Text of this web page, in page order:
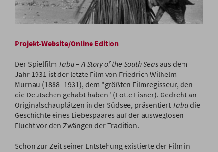
Projekt-Website/Online Edition
Der Spielfilm Tabu– A Story of the South Seas aus dem
Jahr 1931 ist der letzte Film von Friedrich Wilhelm
Murnau (1888–1931), dem "größten Filmregisseur, den
die Deutschen gehabt haben" (Lotte Eisner). Gedreht an
Originalschauplätzen in der Südsee, präsentiert Tabudie
Geschichte eines Liebespaares auf der ausweglosen
Flucht vor den Zwängen der Tradition.
Schon zur Zeit seiner Entstehung existierte der Film in